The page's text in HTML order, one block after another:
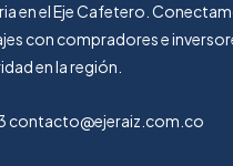
en el Eje Cafetero.
con compradores e
en la región.
contacto@ejeraiz.com.co